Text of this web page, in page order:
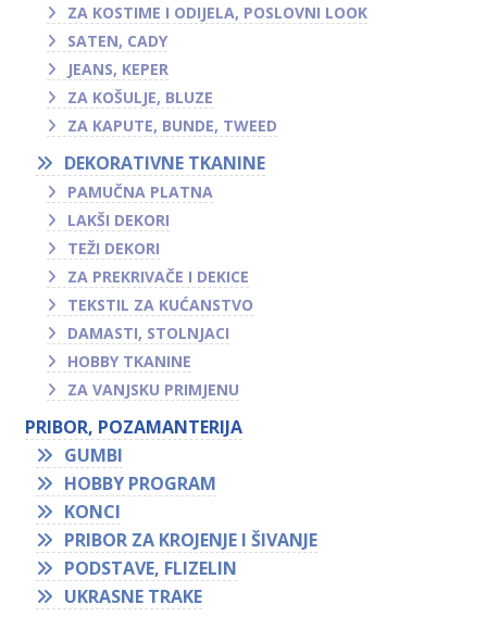
ZA KOSTIME I ODIJELA, POSLOVNI LOOK
SATEN, CADY
JEANS, KEPER
ZA KOŠULJE, BLUZE
ZA KAPUTE, BUNDE, TWEED
DEKORATIVNE TKANINE
PAMUČNA PLATNA
LAKŠI DEKORI
TEŽI DEKORI
ZA PREKRIVAČE I DEKICE
TEKSTIL ZA KUĆANSTVO
DAMASTI, STOLNJACI
HOBBY TKANINE
ZA VANJSKU PRIMJENU
PRIBOR, POZAMANTERIJA
GUMBI
HOBBY PROGRAM
KONCI
PRIBOR ZA KROJENJE I ŠIVANJE
PODSTAVE, FLIZELIN
UKRASNE TRAKE